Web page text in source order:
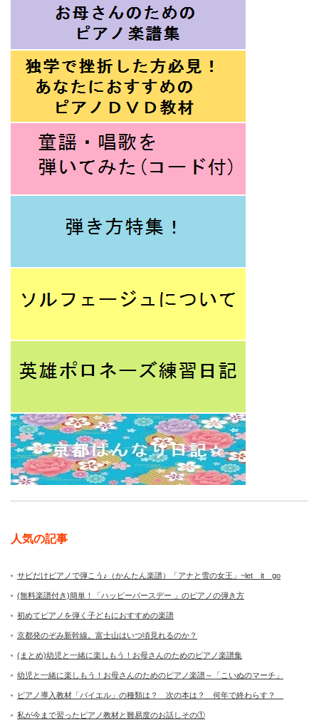
人気の記事
サビだけピアノで弾こう♪（かんたん楽譜）「アナと雪の女王」~let it go
(無料楽譜付き)簡単！「ハッピーバースデー 」のピアノの弾き方
初めてピアノを弾く子どもにおすすめの楽譜
京都発のぞみ新幹線。富士山はいつ頃見れるのか？
(まとめ)幼児と一緒に楽しもう！お母さんのためのピアノ楽譜集
幼児と一緒に楽しもう！お母さんのためのピアノ楽譜～「こいぬのマーチ」
ピアノ導入教材「バイエル」の種類は？ 次の本は？ 何年で終わらす？
私が今まで習ったピアノ教材と難易度のお話しその①